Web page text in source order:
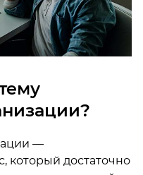
—
который достаточно